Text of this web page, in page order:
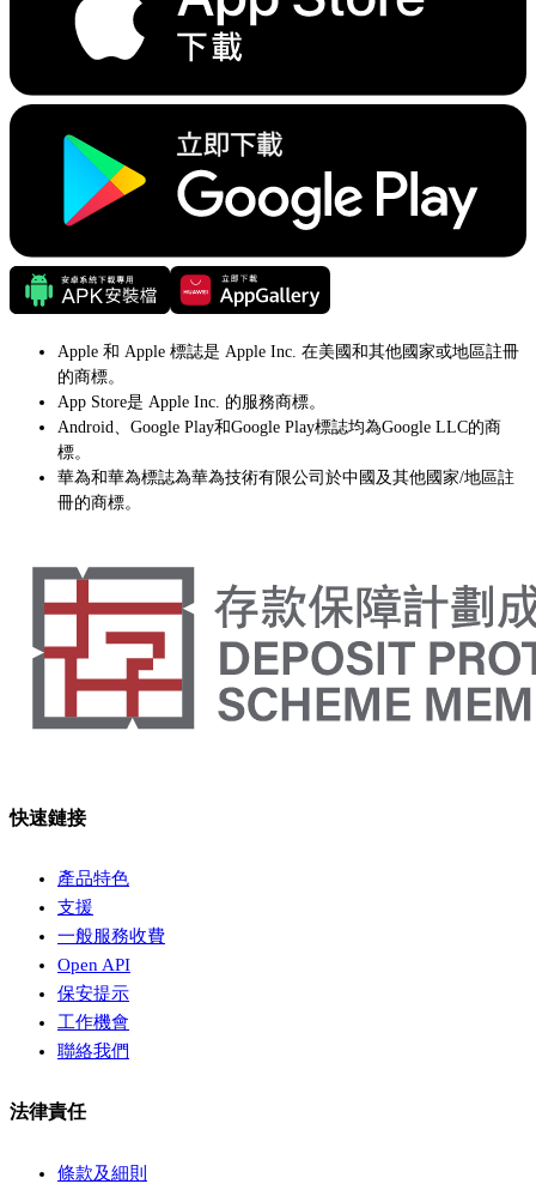
Apple 和 Apple 標誌是 Apple Inc. 在美國和其他國家或地區註冊
的商標。
App Store是 Apple Inc. 的服務商標。
Android、Google Play和Google Play標誌均為Google LLC的商
標。
華為和華為標誌為華為技術有限公司於中國及其他國家/地區註
冊的商標。
快速鏈接
產品特色
支援
一般服務收費
Open API
保安提示
工作機會
聯絡我們
法律責任
條款及細則